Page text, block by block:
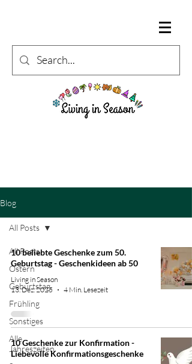
Blog
All Posts
Ostern
Geburtstag
Frühling
Sonstiges
Alle
Jahreszeiten
All Posts
10 beliebte Geschenke zum 50.
Geburtstag - Geschenkideen ab 50
Living in Season
13. Dez. 2025
4 Min. Lesezeit
10 Geschenke zur Konfirmation -
Liebevolle Konfirmationsgeschenke